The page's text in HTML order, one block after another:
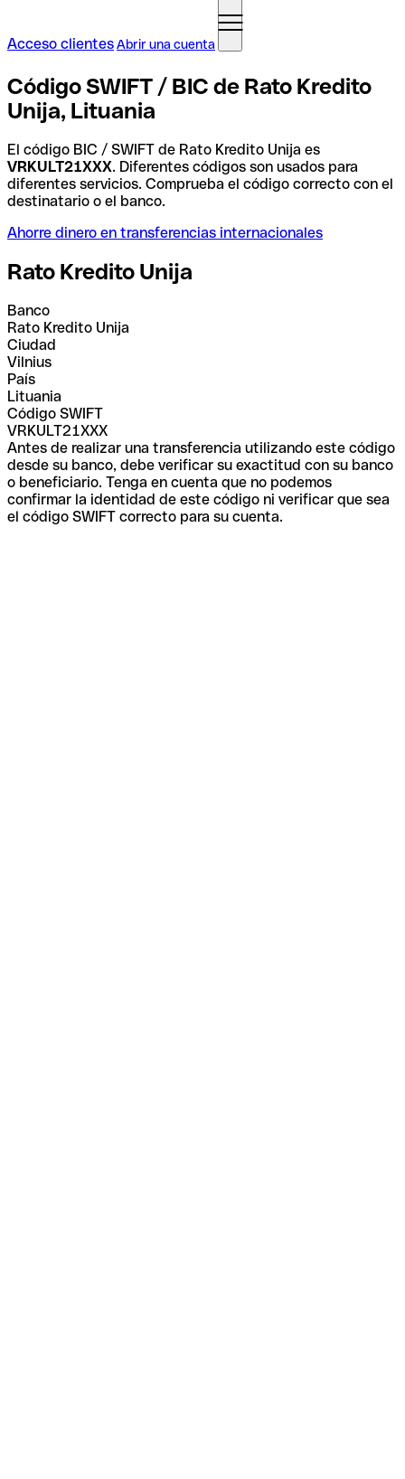
Acceso clientesAbrir una cuenta
Código SWIFT / BIC de Rato Kredito
Unija, Lituania
El código BIC / SWIFT de Rato Kredito Unija es
VRKULT21XXX. Diferentes códigos son usados para
diferentes servicios. Comprueba el código correcto con el
destinatario o el banco.
Ahorre dinero en transferencias internacionales
Rato Kredito Unija
Banco
Rato Kredito Unija
Ciudad
Vilnius
País
Lituania
Código SWIFT
VRKULT21XXX
Antes de realizar una transferencia utilizando este código
desde su banco, debe verificar su exactitud con su banco
o beneficiario. Tenga en cuenta que no podemos
confirmar la identidad de este código ni verificar que sea
el código SWIFT correcto para su cuenta.